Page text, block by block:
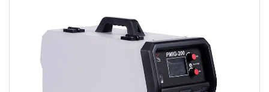
Parâmetros:
●Use tecnologia poderosa de controle de
inversor com comutação IGBT e avançada ●Use
toda tecno...